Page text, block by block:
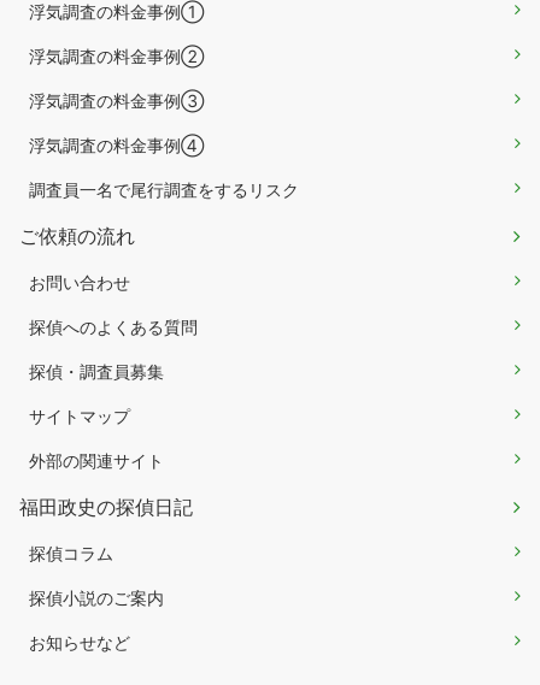
浮気調査の料金事例①
浮気調査の料金事例②
浮気調査の料金事例③
浮気調査の料金事例④
調査員一名で尾行調査をするリスク
ご依頼の流れ
お問い合わせ
探偵へのよくある質問
探偵・調査員募集
サイトマップ
外部の関連サイト
福田政史の探偵日記
探偵コラム
探偵小説のご案内
お知らせなど